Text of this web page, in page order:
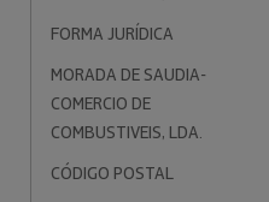
FORMA JURÍDICA
MORADA DE SAUDIA-
COMERCIO DE
COMBUSTIVEIS, LDA.
CÓDIGO POSTAL